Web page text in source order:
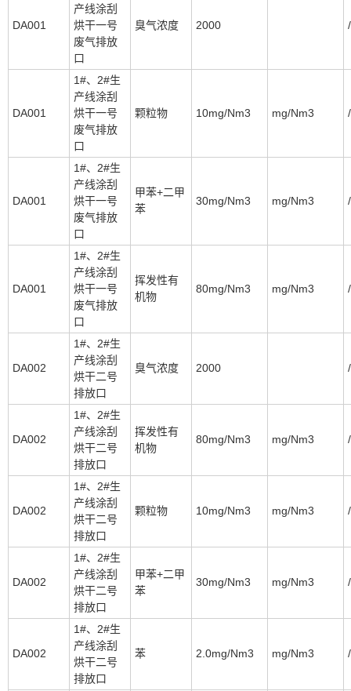
DA001
产线涂刮
烘干一号
废气排放
口
臭气浓度 2000 /
DA001
1#、2#生
产线涂刮
烘干一号
废气排放
口
颗粒物 10mg/Nm3 mg/Nm3 /
DA001
1#、2#生
产线涂刮
烘干一号
废气排放
口
甲苯+二甲
苯
30mg/Nm3 mg/Nm3 /
DA001
1#、2#生
产线涂刮
烘干一号
废气排放
口
挥发性有
机物
80mg/Nm3 mg/Nm3 /
DA002
1#、2#生
产线涂刮
烘干二号
排放口
臭气浓度 2000 /
DA002
1#、2#生
产线涂刮
烘干二号
排放口
挥发性有
机物
80mg/Nm3 mg/Nm3 /
DA002
1#、2#生
产线涂刮
烘干二号
排放口
颗粒物 10mg/Nm3 mg/Nm3 /
DA002
1#、2#生
产线涂刮
烘干二号
排放口
甲苯+二甲
苯
30mg/Nm3 mg/Nm3 /
DA002
1#、2#生
产线涂刮
烘干二号
排放口
苯 2.0mg/Nm3 mg/Nm3 /